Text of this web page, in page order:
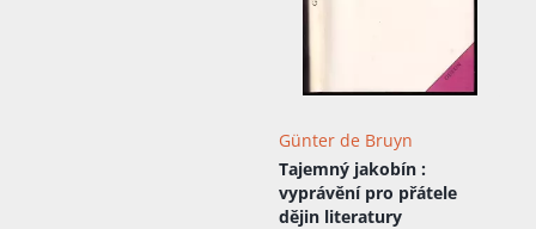
Günter de Bruyn
Tajemný jakobín :
vyprávění pro přátele
dějin literatury